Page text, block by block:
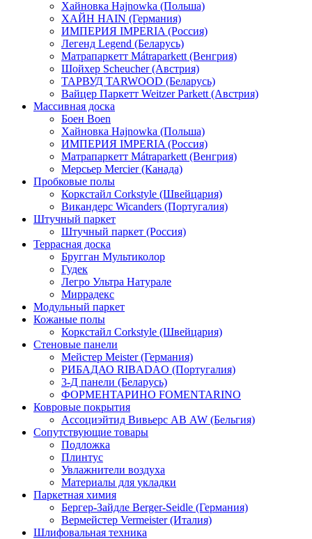
Хайновка Hajnowka (Польша)
ХАЙН HAIN (Германия)
ИМПЕРИЯ IMPERIA (Россия)
Легенд Legend (Беларусь)
Матрапаркетт Mátraparkett (Венгрия)
Шойхер Scheucher (Австрия)
ТАРВУД TARWOOD (Беларусь)
Вайцер Паркетт Weitzer Parkett (Австрия)
Массивная доска
Боен Boen
Хайновка Hajnowka (Польша)
ИМПЕРИЯ IMPERIA (Россия)
Матрапаркетт Mátraparkett (Венгрия)
Мерсьер Mercier (Канада)
Пробковые полы
Коркстайл Corkstyle (Швейцария)
Викандерс Wicanders (Португалия)
Штучный паркет
Штучный паркет (Россия)
Террасная доска
Бругган Мультиколор
Гудек
Легро Ультра Натурале
Миррадекс
Модульный паркет
Кожаные полы
Коркстайл Corkstyle (Швейцария)
Стеновые панели
Мейстер Meister (Германия)
РИБАДАО RIBADAO (Португалия)
3-Д панели (Беларусь)
ФОРМЕНТАРИНО FOMENTARINO
Ковровые покрытия
Ассоциэйтид Вивьерс АВ AW (Бельгия)
Сопутствующие товары
Подложка
Плинтус
Увлажнители воздуха
Материалы для укладки
Паркетная химия
Бергер-Зайдле Berger-Seidle (Германия)
Вермейстер Vermeister (Италия)
Шлифовальная техника